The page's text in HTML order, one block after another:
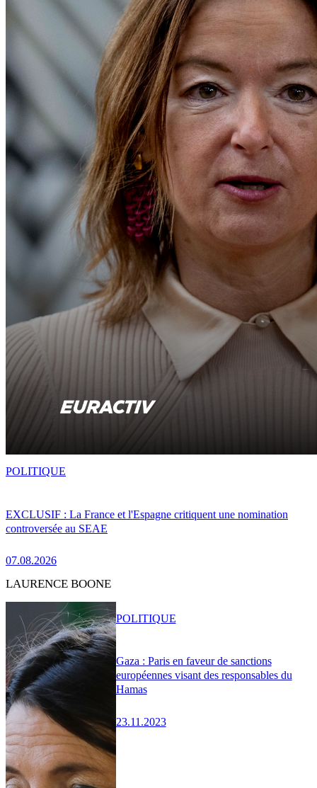
EXCLUSIF : La France et l'Espagne critiquent une nomination
controversée au SEAE
07.08.2026
POLITIQUE
LAURENCE BOONE
Gaza : Paris en faveur de sanctions
européennes visant des responsables du
Hamas
23.11.2023
POLITIQUE